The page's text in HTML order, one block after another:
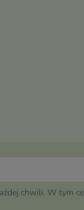
chwili. W tym